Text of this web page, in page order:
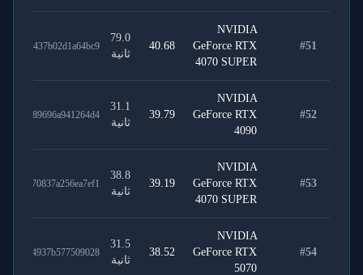
#51
NVIDIA
GeForce RTX
4070 SUPER
40.68
79.0
ثانية
22f96f437b02d1a64bc9
#52
NVIDIA
GeForce RTX
4090
39.79
31.1
ثانية
fe1cd089696a941264d4
#53
NVIDIA
GeForce RTX
4070 SUPER
39.19
38.8
ثانية
0a90970837a256ea7ef1
#54
NVIDIA
GeForce RTX
5070
38.52
31.5
ثانية
3c506b4937b577509028